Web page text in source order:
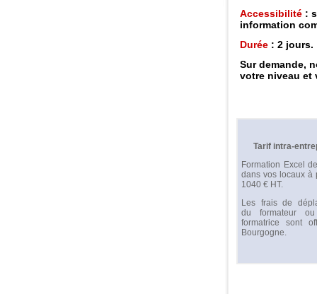
Accessibilité:
information
Durée: 2 jours.
Sur demande,
votre niveau et
Tarif intra-
Formation Excel
dans vos locaux à
1040 € HT.
Les frais de
du formateur
formatrice sont
Bourgogne.